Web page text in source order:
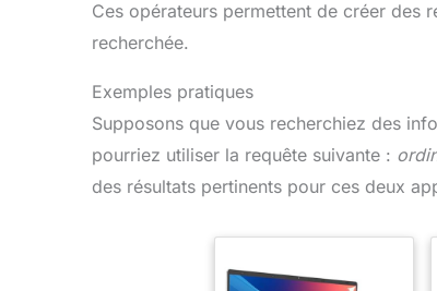
Ces opérateurs permettent de créer des
recherchée.
Exemples pratiques
Supposons que vous recherchiez des
pourriez utiliser la requête suivante :
des résultats pertinents pour ces deux